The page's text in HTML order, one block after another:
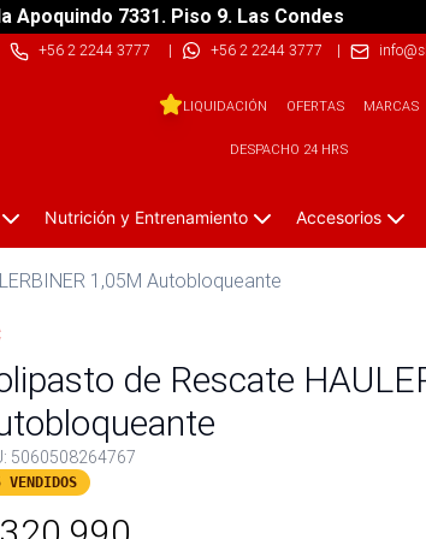
Apoquindo 7331. Piso 9. Las Condes
+56 2 2244 3777 | +56 2 2244 3777 |
LIQUIDACIÓN OFERTAS MARCAS
DESPACHO 24 HRS
Nutrición y Entrenamiento Accesorios
1,05M Autobloqueante
de Rescate
5060508264767
VENDIDOS